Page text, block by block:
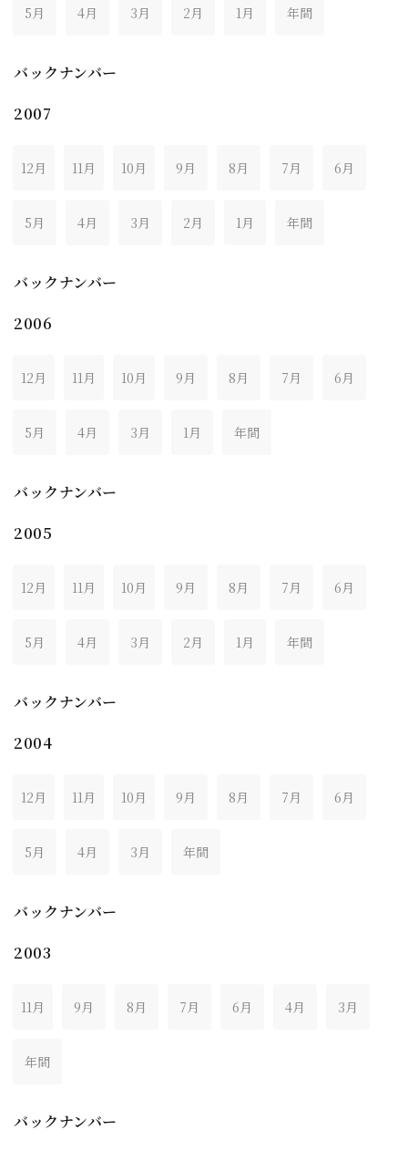
5月 4月 3月 2月 1月 年間
バックナンバー
2007
12月 11月 10月 9月 8月 7月 6月
5月 4月 3月 2月 1月 年間
バックナンバー
2006
12月 11月 10月 9月 8月 7月 6月
5月 4月 3月 1月 年間
バックナンバー
2005
12月 11月 10月 9月 8月 7月 6月
5月 4月 3月 2月 1月 年間
バックナンバー
2004
12月 11月 10月 9月 8月 7月 6月
5月 4月 3月 年間
バックナンバー
2003
11月 9月 8月 7月 6月 4月 3月
年間
バックナンバー